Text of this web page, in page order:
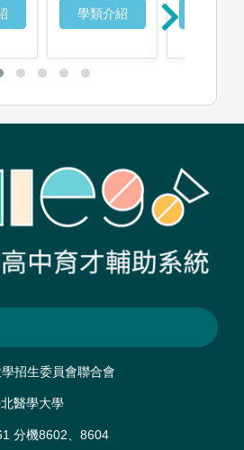
學類介紹
招生委員會聯合會
醫學大學
分機8602、8604